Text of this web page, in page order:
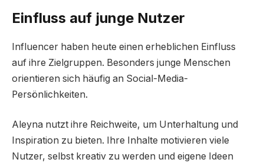
Einfluss auf junge Nutzer
Influencer haben heute einen erheblichen Einfluss
auf ihre Zielgruppen. Besonders junge Menschen
orientieren sich häufig an Social-Media-
Persönlichkeiten.
Aleyna nutzt ihre Reichweite, um Unterhaltung und
Inspiration zu bieten. Ihre Inhalte motivieren viele
Nutzer, selbst kreativ zu werden und eigene Ideen